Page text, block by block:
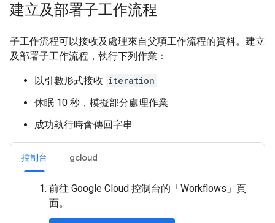
建立及部署子工作流程
子工作流程可以接收及處理來自父項工作流程的資料。建立
及部署子工作流程，執行下列作業：
以引數形式接收 iteration
休眠 10 秒，模擬部分處理作業
成功執行時會傳回字串
控制台 gcloud
前往 Google Cloud 控制台的「Workflows」 頁
面。